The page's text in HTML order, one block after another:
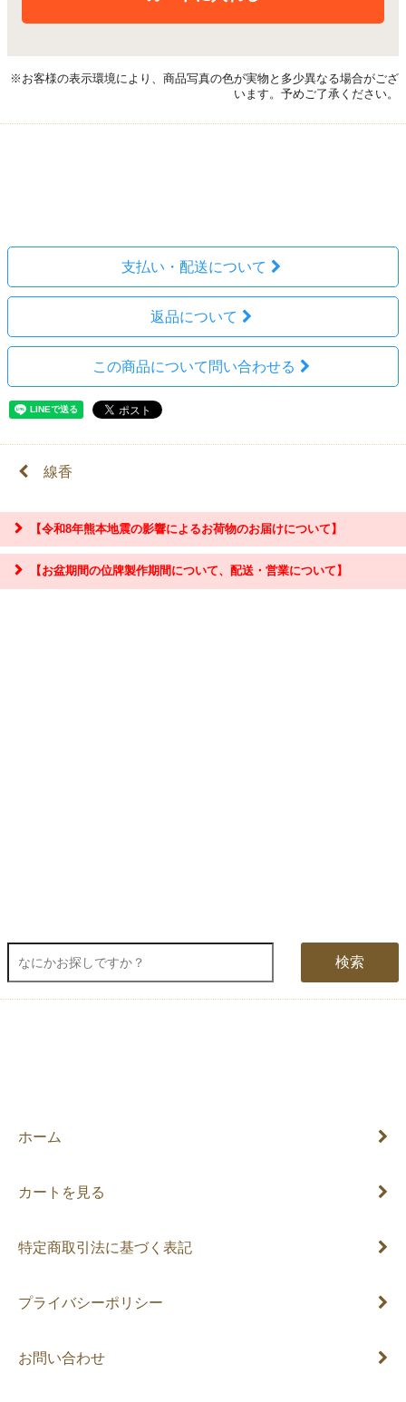
※お客様の表示環境により、商品写真の色が実物と多少異なる場合がござ
います。予めご了承ください。
支払い・配送について
返品について
この商品について問い合わせる
線香
【令和8年熊本地震の影響によるお荷物のお届けについて】
【お盆期間の位牌製作期間について、配送・営業について】
検索
ホーム
カートを見る
特定商取引法に基づく表記
プライバシーポリシー
お問い合わせ